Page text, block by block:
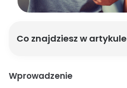
Co znajdziesz w artykule
Wprowadzenie